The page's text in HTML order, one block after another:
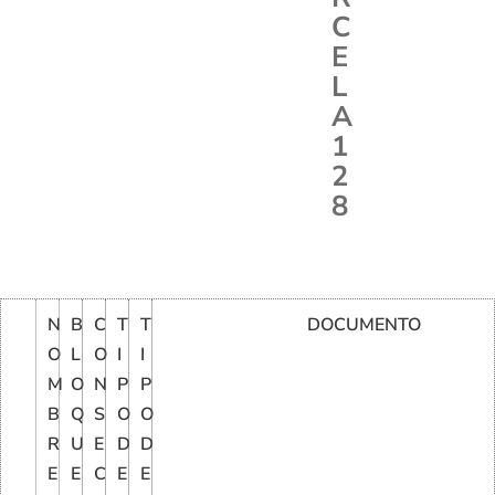
C
E
L
A
1
2
8
N
O
M
B
R
E
B
L
O
Q
U
E
C
O
N
S
E
C
T
I
P
O
D
E
T
I
P
O
D
E
DOCUMENTO